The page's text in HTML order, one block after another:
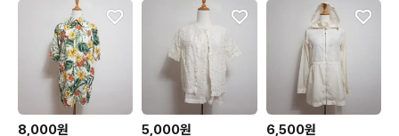
8,000원 5,000원 6,500원